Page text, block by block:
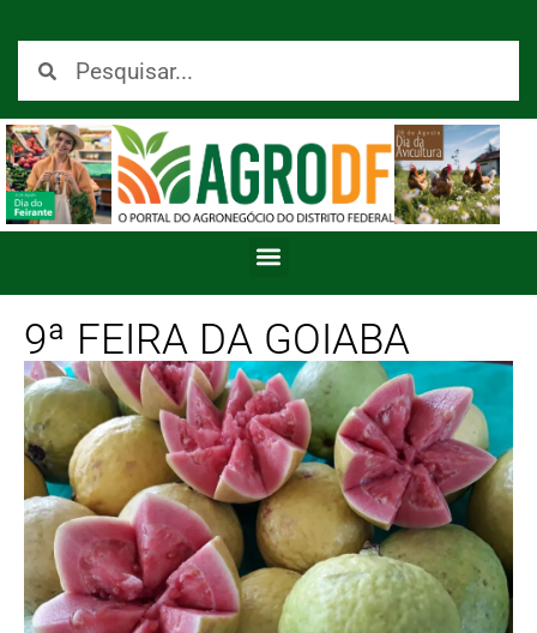
9ª FEIRA DA GOIABA